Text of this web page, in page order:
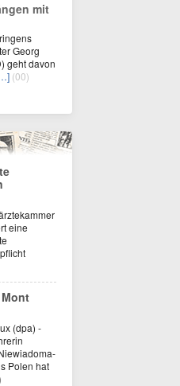
mit
Georg
geht davon
(00)
eine
(dpa) -
Polen hat